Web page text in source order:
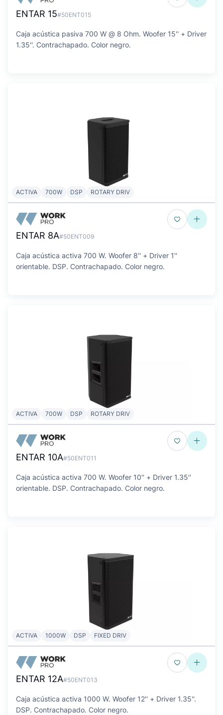
ENTAR 15#50ENT015
Caja acústica pasiva 700 W @ 8 Ohm. Woofer 15'' + Driver
1.35''. Contrachapado. Color negro.
ACTIVA 700W DSP ROTARY DRIV
ENTAR 8A#50ENT009
Caja acústica activa 700 W. Woofer 8'' + Driver 1''
orientable. DSP. Contrachapado. Color negro.
ACTIVA 700W DSP ROTARY DRIV
ENTAR 10A#50ENT011
Caja acústica activa 700 W. Woofer 10'' + Driver 1.35''
orientable. DSP. Contrachapado. Color negro.
ACTIVA 1000W DSP FIXED DRIV
ENTAR 12A#50ENT013
Caja acústica activa 1000 W. Woofer 12'' + Driver 1.35''.
DSP. Contrachapado. Color negro.